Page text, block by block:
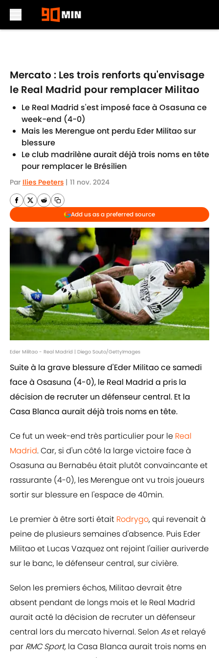
Mercato : Les trois renforts qu'envisage
le Real Madrid pour remplacer Militao
Le Real Madrid s'est imposé face à Osasuna ce
week-end (4-0)
Mais les Merengue ont perdu Eder Militao sur
blessure
Le club madrilène aurait déjà trois noms en tête
pour remplacer le Brésilien
Par Ilies Peeters | 11 nov. 2024
Add us as a preferred source
Eder Militao - Real Madrid | Diego Souto/GettyImages
Suite à la grave blessure d'Eder Militao ce samedi
face à Osasuna (4-0), le Real Madrid a pris la
décision de recruter un défenseur central. Et la
Casa Blanca aurait déjà trois noms en tête.
Ce fut un week-end très particulier pour le Real
Madrid. Car, si d'un côté la large victoire face à
Osasuna au Bernabéu était plutôt convaincante et
rassurante (4-0), les Merengue ont vu trois joueurs
sortir sur blessure en l'espace de 40min.
Le premier à être sorti était Rodrygo, qui revenait à
peine de plusieurs semaines d'absence. Puis Eder
Militao et Lucas Vazquez ont rejoint l'ailier auriverde
sur le banc, le défenseur central, sur civière.
Selon les premiers échos, Militao devrait être
absent pendant de longs mois et le Real Madrid
aurait acté la décision de recruter un défenseur
central lors du mercato hivernal. Selon Aset relayé
par RMC Sport, la Casa Blanca aurait trois noms en